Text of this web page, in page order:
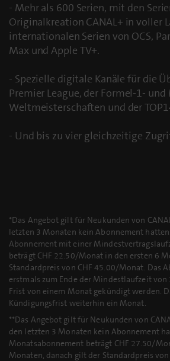
- Mehr als 600 Serien, mit den
Originalkreation CANAL+ in voller
internationalen Serien von OCS,
Max und Apple TV+.
- Spezielle digitale Kanäle für die
Premier League, der Formel-1- und
Weltmeisterschaften und der
- Und bis zu vier gleichzeitige
*Das Angebot gilt für Neukunden von
letzten 3 Monaten kein Abonnement
Abonnement mit einer
beträgt CHF 22.50/Monat in den ersten 6
Standardpreis von CHF 45.00/Monat. Das
erstmals zum Ende der Mindestlaufzeit
Frist von einem Monat gekündigt werden.
Kündigungsfrist weiterhin ein Monat.
**Das Angebot gilt für Neukunden von
den letzten 3 Monaten kein Abonnement
Monatsabonnement beträgt CHF 27.50/
Monaten, danach gilt der Standardpreis